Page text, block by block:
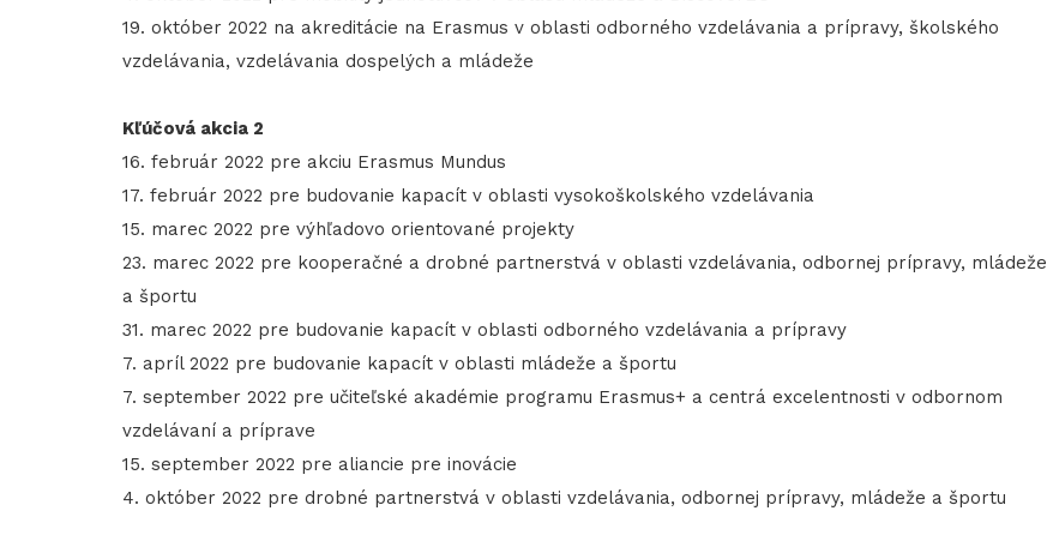
19. október 2022 na akreditácie na Erasmus v oblasti odborného vzdelávania a prípravy, školského
vzdelávania, vzdelávania dospelých a mládeže
Kľúčová akcia 2
16. február 2022 pre akciu Erasmus Mundus
17. február 2022 pre budovanie kapacít v oblasti vysokoškolského vzdelávania
15. marec 2022 pre výhľadovo orientované projekty
23. marec 2022 pre kooperačné a drobné partnerstvá v oblasti vzdelávania, odbornej prípravy, mládeže
a športu
31. marec 2022 pre budovanie kapacít v oblasti odborného vzdelávania a prípravy
7. apríl 2022 pre budovanie kapacít v oblasti mládeže a športu
7. september 2022 pre učiteľské akadémie programu Erasmus+ a centrá excelentnosti v odbornom
vzdelávaní a príprave
15. september 2022 pre aliancie pre inovácie
4. október 2022 pre drobné partnerstvá v oblasti vzdelávania, odbornej prípravy, mládeže a športu